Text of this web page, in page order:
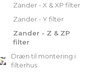
Zander - X & XP filter
Zander - Y filter
Zander - Z & ZP
filter
Dræn til montering i
filterhus